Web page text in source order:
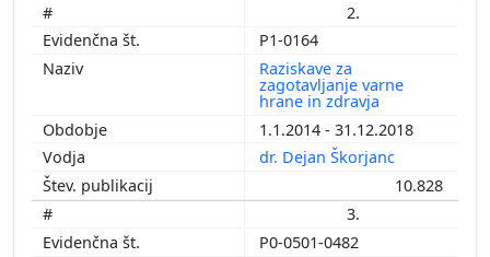
2.
P1-0164
Raziskave za
zagotavljanje varne
hrane in zdravja
1.1.2014 - 31.12.2018
dr. Dejan Škorjanc
10.828
3.
P0-0501-0482